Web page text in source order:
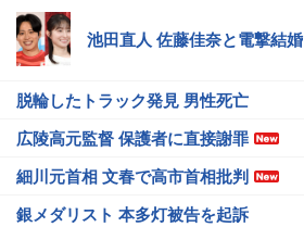
池田直人 佐藤佳奈と電撃結婚
脱輪したトラック発見 男性死亡
広陵高元監督 保護者に直接謝罪
細川元首相 文春で高市首相批判
銀メダリスト 本多灯被告を起訴